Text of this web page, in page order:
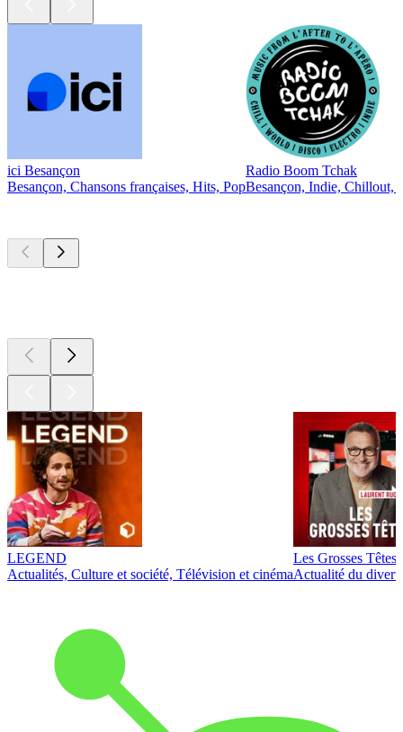
ici Besançon
Besançon, Chansons françaises, Hits, Pop
Radio Boom Tchak
Besançon, Indie, Chillout,
LEGEND
Actualités, Culture et société, Télévision et cinéma
Les Grosses Têtes
Actualité du